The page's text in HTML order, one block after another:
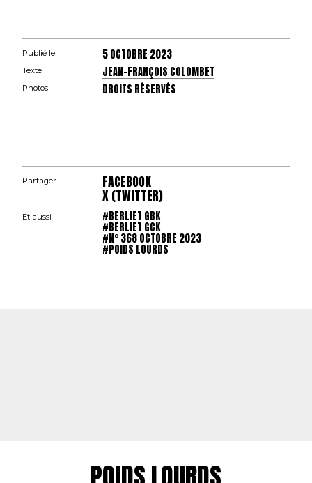
Publié le 5 OCTOBRE 2023
Texte JEAN-FRANÇOIS COLOMBET
Photos DROITS RÉSERVÉS
Partager FACEBOOK
X (TWITTER)
Et aussi #BERLIET GBK
#BERLIET GCK
#N° 368 OCTOBRE 2023
#POIDS LOURDS